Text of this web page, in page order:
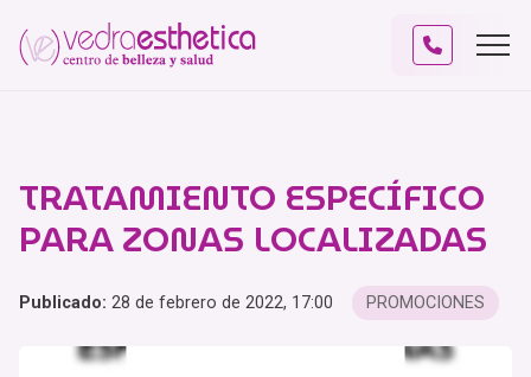
TRATAMIENTO ESPECÍFICO
PARA ZONAS LOCALIZADAS
Publicado: 28 de febrero de 2022, 17:00 PROMOCIONES